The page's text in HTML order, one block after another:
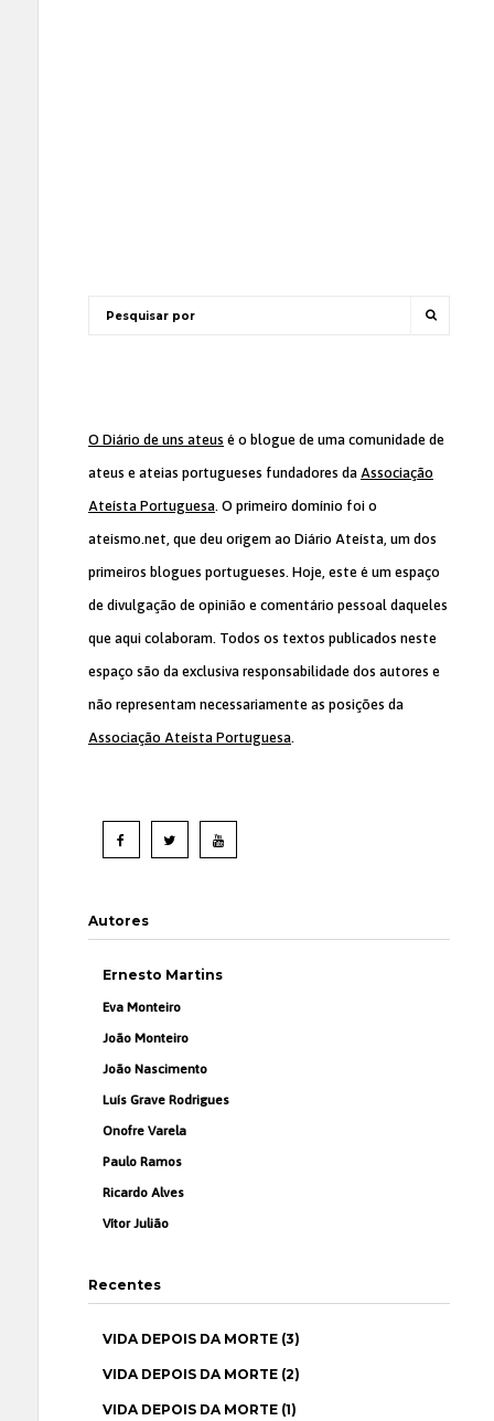
O Diário de uns ateus é o blogue de uma comunidade de
ateus e ateias portugueses fundadores da Associação
Ateísta Portuguesa. O primeiro domínio foi o
ateismo.net, que deu origem ao Diário Ateísta, um dos
primeiros blogues portugueses. Hoje, este é um espaço
de divulgação de opinião e comentário pessoal daqueles
que aqui colaboram. Todos os textos publicados neste
espaço são da exclusiva responsabilidade dos autores e
não representam necessariamente as posições da
Associação Ateísta Portuguesa.
Autores
Ernesto Martins
Eva Monteiro
João Monteiro
João Nascimento
Luís Grave Rodrigues
Onofre Varela
Paulo Ramos
Ricardo Alves
Vítor Julião
Recentes
VIDA DEPOIS DA MORTE (3)
VIDA DEPOIS DA MORTE (2)
VIDA DEPOIS DA MORTE (1)